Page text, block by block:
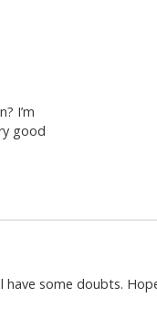
I’m
good
some doubts.